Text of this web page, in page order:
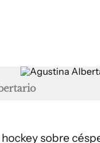
sobre